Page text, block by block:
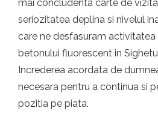
mai concludenta carte de
seriozitatea deplina si nivelul
care ne desfasuram activitatea
betonului fluorescent in
Increderea acordata de
necesara pentru a continua si
pozitia pe piata.